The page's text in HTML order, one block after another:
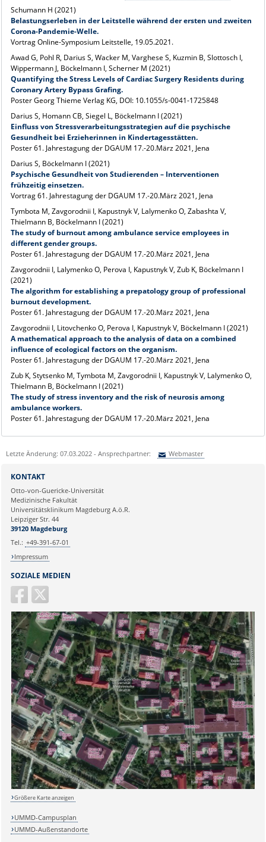
Schumann H (2021)
Belastungserleben in der Leitstelle während der ersten und zweiten
Corona-Pandemie-Welle.
Vortrag Online-Symposium Leitstelle, 19.05.2021.
Awad G, Pohl R, Darius S, Wacker M, Varghese S, Kuzmin B, Slottosch I,
Wippermann J, Böckelmann I, Scherner M (2021)
Quantifying the Stress Levels of Cardiac Surgery Residents during
Coronary Artery Bypass Grafing.
Poster Georg Thieme Verlag KG, DOI: 10.1055/s-0041-1725848
Darius S, Homann CB, Siegel L, Böckelmann I (2021)
Einfluss von Stressverarbeitungsstrategien auf die psychische
Gesundheit bei Erzieherinnen in Kindertagesstätten.
Poster 61. Jahrestagung der DGAUM 17.-20.März 2021, Jena
Darius S, Böckelmann I (2021)
Psychische Gesundheit von Studierenden – Interventionen
frühzeitig einsetzen.
Vortrag 61. Jahrestagung der DGAUM 17.-20.März 2021, Jena
Tymbota M, Zavgorodnii I, Kapustnyk V, Lalymenko O, Zabashta V,
Thielmann B, Böckelmann I (2021)
The study of burnout among ambulance service employees in
different gender groups.
Poster 61. Jahrestagung der DGAUM 17.-20.März 2021, Jena
Zavgorodnii I, Lalymenko O, Perova I, Kapustnyk V, Zub K, Böckelmann I
(2021)
The algorithm for establishing a prepatology group of professional
burnout development.
Poster 61. Jahrestagung der DGAUM 17.-20.März 2021, Jena
Zavgorodnii I, Litovchenko O, Perova I, Kapustnyk V, Böckelmann I (2021)
A mathematical approach to the analysis of data on a combined
influence of ecological factors on the organism.
Poster 61. Jahrestagung der DGAUM 17.-20.März 2021, Jena
Zub K, Stytsenko M, Tymbota M, Zavgorodnii I, Kapustnyk V, Lalymenko O,
Thielmann B, Böckelmann I (2021)
The study of stress inventory and the risk of neurosis among
ambulance workers.
Poster 61. Jahrestagung der DGAUM 17.-20.März 2021, Jena
Letzte Änderung: 07.03.2022 - Ansprechpartner: Webmaster
Ihre E-Mailadresse:
Ihr Anliegen:
SOZIALE MEDIEN
KONTAKT
Otto-von-Guericke-Universität
Medizinische Fakultät
Universitätsklinikum Magdeburg A.ö.R.
Leipziger Str. 44
39120 Magdeburg
Tel.: +49-391-67-01
Impressum
Größere Karte anzeigen
UMMD-Campusplan
UMMD-Außenstandorte